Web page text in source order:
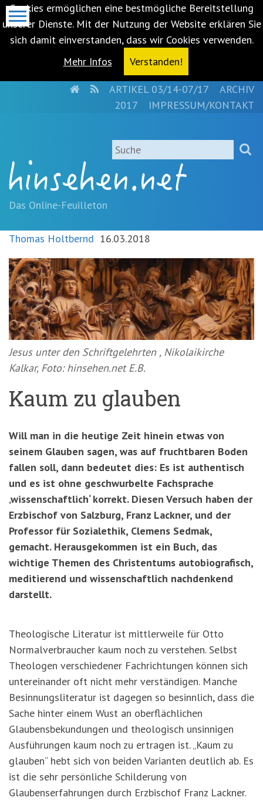
Cookies ermöglichen eine bestmögliche Bereitstellung
unserer Dienste. Mit der Nutzung der Website erklären Sie
sich damit einverstanden, dass wir Cookies verwenden.
Mehr Infos
Verstanden!
springen
(Accesskey
'1')Zur
springen
'3')Zur
Suche
springen
(Accesskey
'2')
HOMERSSARTIKEL 03/14-07/17
ARCHIV
2017
IMPRESSUM/KONTAKT
Suche
Das Online-Feuilleton
Thomas Holtbernd 16.03.2018
Jesus unter den Schriftgelehrten , Nikolaikirche
Kalkar, Foto: hinsehen.net E.B.
Kaum zu glauben
Will man in die heutige Zeit hinein etwas von
seinem Glauben sagen, was auf fruchtbaren Boden
fallen soll, dann bedeutet dies: Es ist authentisch
und es ist ohne geschwurbelte Fachsprache
‚wissenschaftlich‘ korrekt. Diesen Versuch haben der
Erzbischof von Salzburg, Franz Lackner, und der
Professor für Sozialethik, Clemens Sedmak,
gemacht. Herausgekommen ist ein Buch, das
wichtige Themen des Christentums autobiografisch,
meditierend und wissenschaftlich nachdenkend
darstellt.
Theologische Literatur ist mittlerweile für Otto
Normalverbraucher kaum noch zu verstehen. Selbst
Theologen verschiedener Fachrichtungen können sich
untereinander oft nicht mehr verständigen. Manche
Besinnungsliteratur ist dagegen so besinnlich, dass die
Sache hinter einem Wust an oberflächlichen
Glaubensbekundungen und theologisch unsinnigen
Ausführungen kaum noch zu ertragen ist. „Kaum zu
glauben“ hebt sich von beiden Varianten deutlich ab. Es
ist die sehr persönliche Schilderung von
Glaubenserfahrungen durch Erzbischof Franz Lackner.